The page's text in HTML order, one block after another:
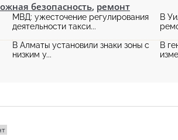
безопасность, ремонт
МВД: ужесточение регулирования
деятельности такси...
В
В Алматы установили знаки зоны с
низким у...
В